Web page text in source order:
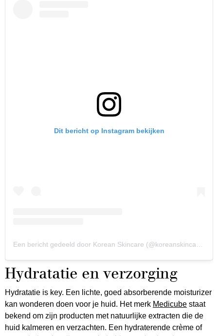
Dit bericht op Instagram bekijken
Hydratatie en verzorging
Hydratatie is key. Een lichte, goed absorberende moisturizer
kan wonderen doen voor je huid. Het merk Medicube staat
bekend om zijn producten met natuurlijke extracten die de
huid kalmeren en verzachten. Een hydraterende crème of